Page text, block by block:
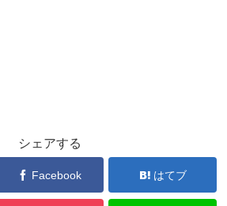
シェアする
Facebook はてブ